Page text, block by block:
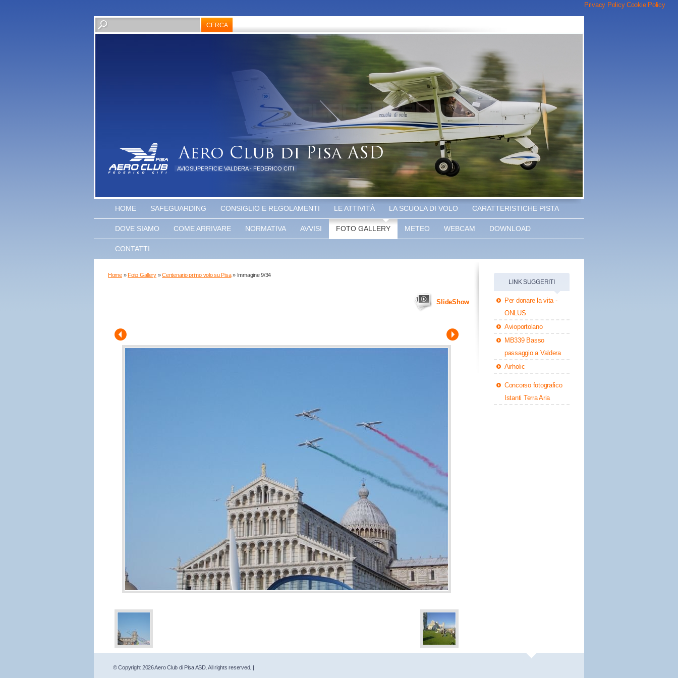
AVIOSUPERFICIE VALDERA - FEDERICO CITI
HOME SAFEGUARDING CONSIGLIO E REGOLAMENTI LE ATTIVITÀ LA SCUOLA DI VOLO CARATTERISTICHE PISTA
DOVE SIAMO COME ARRIVARE NORMATIVA AVVISI FOTO GALLERY METEO WEBCAM DOWNLOAD
CONTATTI
Home»Foto Gallery»Centenario primo volo su Pisa» Immagine 9/34
SlideShow
LINK SUGGERITI
Per donare la vita -
ONLUS
Avioportolano
MB339 Basso
passaggio a Valdera
Airholic
Concorso fotografico
Istanti Terra Aria
© Copyright 2026 Aero Club di Pisa ASD. All rights reserved. |
Privacy Policy Cookie Policy